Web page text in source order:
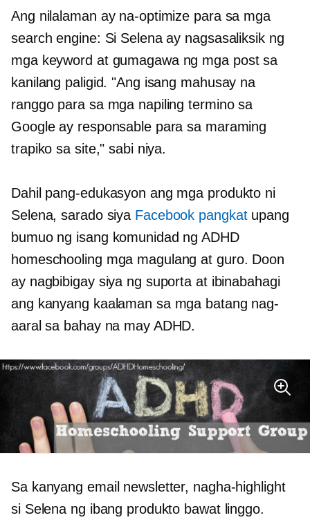
Ang nilalaman ay na-optimize para sa mga
search engine: Si Selena ay nagsasaliksik ng
mga keyword at gumagawa ng mga post sa
kanilang paligid. "Ang isang mahusay na
ranggo para sa mga napiling termino sa
Google ay responsable para sa maraming
trapiko sa site," sabi niya.
Dahil pang-edukasyon ang mga produkto ni
Selena, sarado siya Facebook pangkatupang
bumuo ng isang komunidad ng ADHD
homeschooling mga magulang at guro. Doon
ay nagbibigay siya ng suporta at ibinabahagi
ang kanyang kaalaman sa mga batang nag-
aaral sa bahay na may ADHD.
Sa kanyang email newsletter, nagha-highlight
si Selena ng ibang produkto bawat linggo.